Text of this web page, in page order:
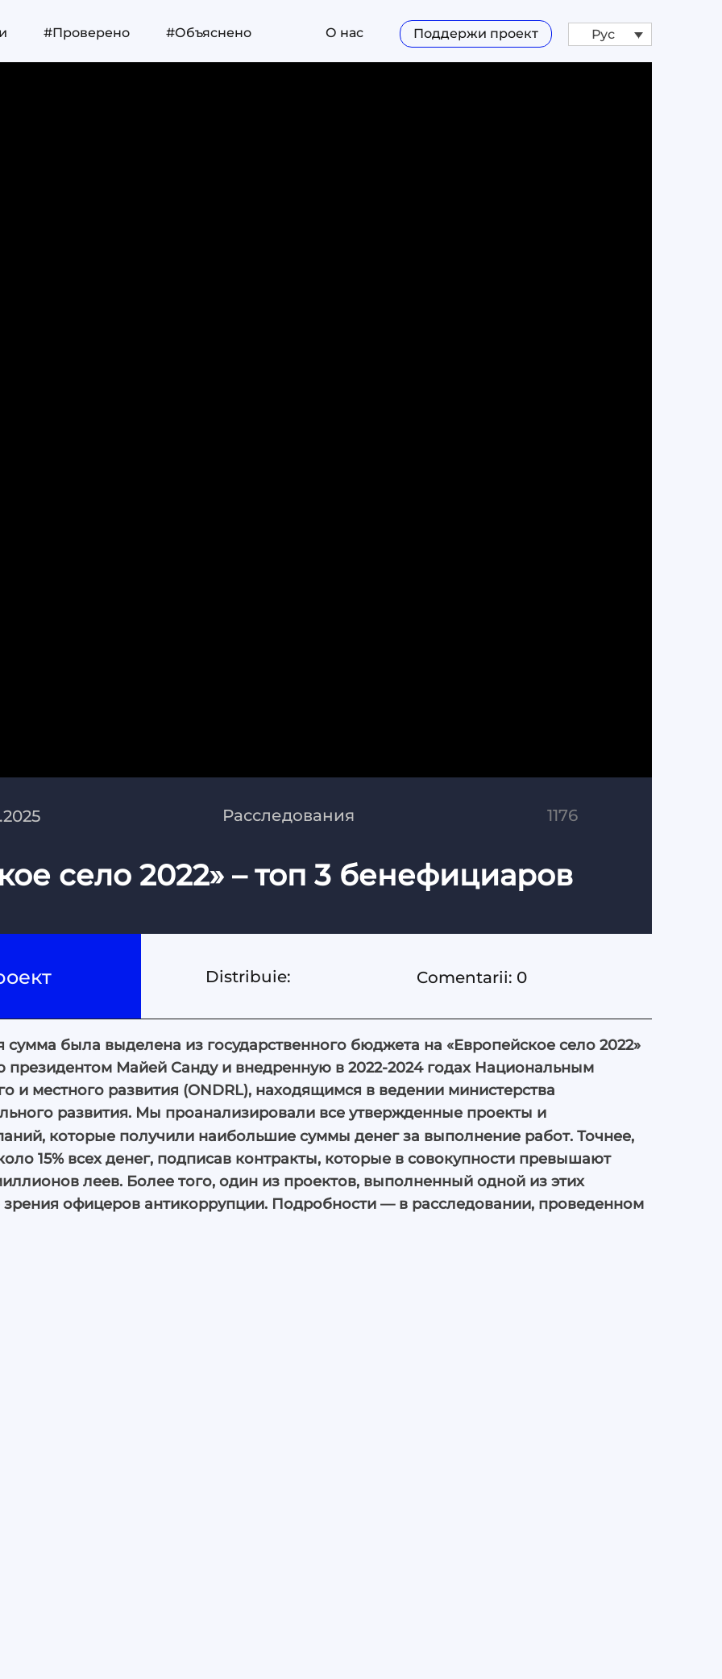
#Проверено #Объяснено О нас Поддержи проект Рус
Расследования 1176
село 2022» – топ 3 бенефициаров
Distribuie: Comentarii: 0
была выделена из государственного бюджета на «Европейское село 2022»
Майей Санду и внедренную в 2022-2024 годах Национальным
и местного развития (ONDRL), находящимся в ведении министерства
развития. Мы проанализировали все утвержденные проекты и
которые получили наибольшие суммы денег за выполнение работ. Точнее,
15% всех денег, подписав контракты, которые в совокупности превышают
леев. Более того, один из проектов, выполненный одной из этих
зрения офицеров антикоррупции. Подробности — в расследовании, проведенном